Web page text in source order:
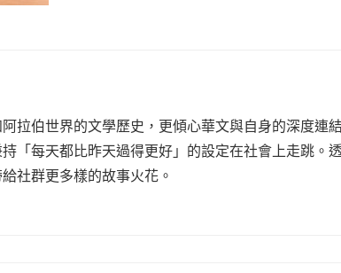
拉伯世界的文學歷史，更傾心華文與自身的深度連
「每天都比昨天過得更好」的設定在社會上走跳。
社群更多樣的故事火花。